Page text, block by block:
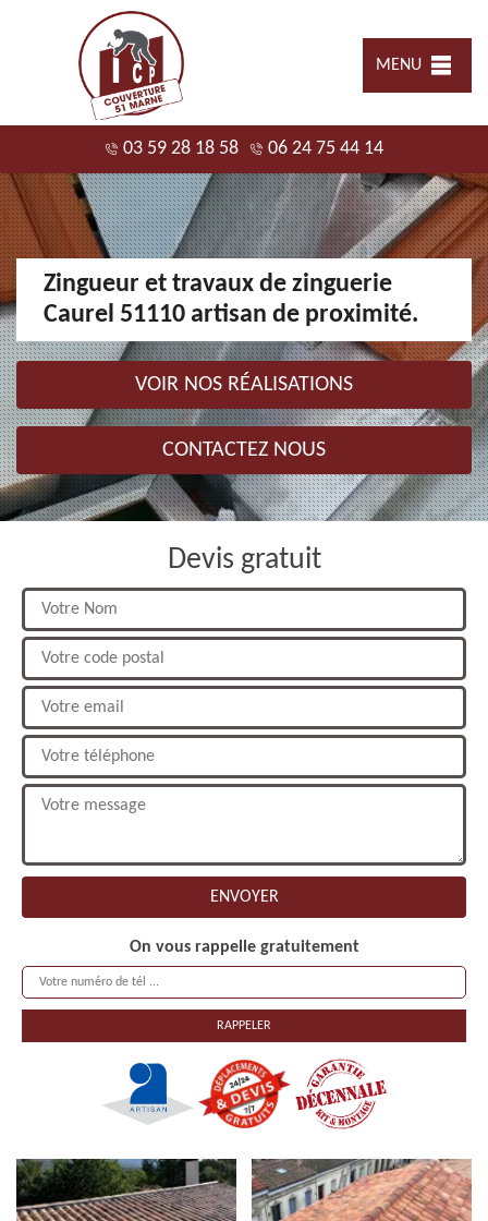
MENU
03 59 28 18 58 06 24 75 44 14
Zingueur et travaux de zinguerie
Caurel 51110 artisan de proximité.
VOIR NOS RÉALISATIONS
CONTACTEZ NOUS
Devis gratuit
On vous rappelle gratuitement